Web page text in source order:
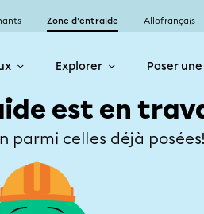
Zone d’entraide Allofrançais
Explorer Poser
est en
parmi celles déjà